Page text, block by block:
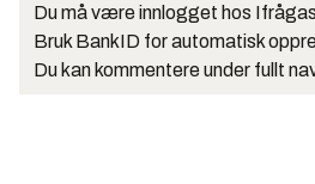
Du må være innlogget hos
Bruk BankID for automatisk
Du kan kommentere under fullt